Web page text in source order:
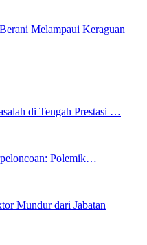
Melampaui Keraguan
di Tengah Prestasi …
Polemik…
Mundur dari Jabatan